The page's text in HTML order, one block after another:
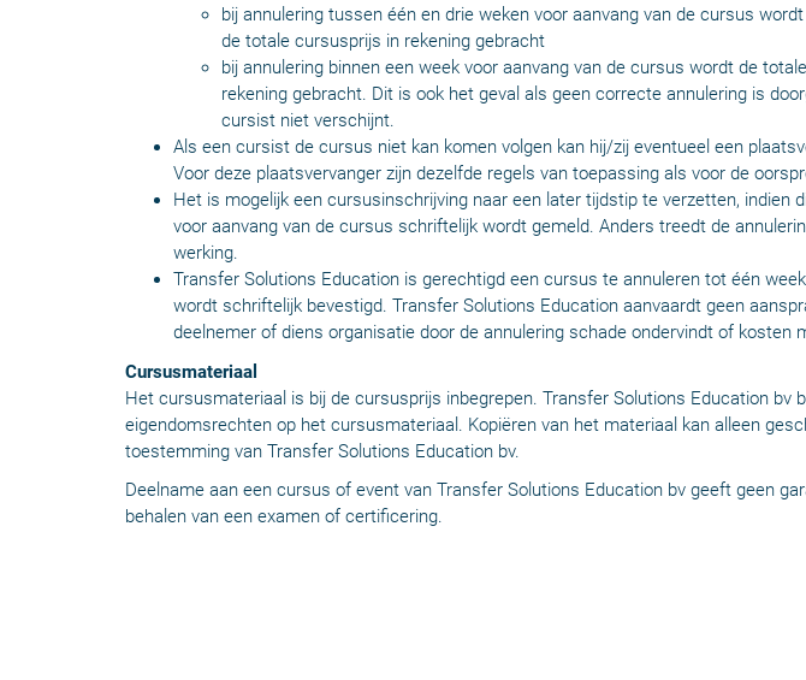
bij annulering tussen één en drie weken voor aanvang van de cursus
de totale cursusprijs in rekening gebracht
bij annulering binnen een week voor aanvang van de cursus wordt de
rekening gebracht. Dit is ook het geval als geen correcte annulering is
cursist niet verschijnt.
Als een cursist de cursus niet kan komen volgen kan hij/zij eventueel een
Voor deze plaatsvervanger zijn dezelfde regels van toepassing als voor de
Het is mogelijk een cursusinschrijving naar een later tijdstip te verzetten, indien
voor aanvang van de cursus schriftelijk wordt gemeld. Anders treedt de
werking.
Transfer Solutions Education is gerechtigd een cursus te annuleren tot één
wordt schriftelijk bevestigd. Transfer Solutions Education aanvaardt geen
deelnemer of diens organisatie door de annulering schade ondervindt of kosten
Cursusmateriaal
Het cursusmateriaal is bij de cursusprijs inbegrepen. Transfer Solutions Education bv
eigendomsrechten op het cursusmateriaal. Kopiëren van het materiaal kan alleen
toestemming van Transfer Solutions Education bv.
Deelname aan een cursus of event van Transfer Solutions Education bv geeft geen
behalen van een examen of certificering.